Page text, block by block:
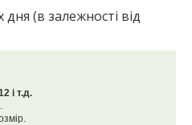
дня (в залежності від
і т.д.